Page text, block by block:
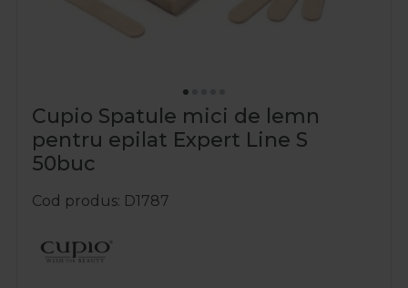
Cupio Spatule mici de lemn
pentru epilat Expert Line S
50buc
Cod produs D1787